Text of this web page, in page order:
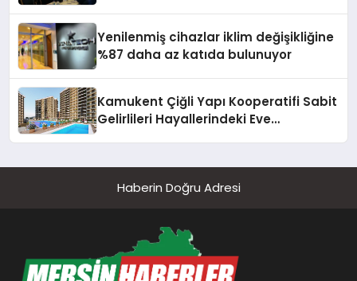
Yenilenmiş cihazlar iklim değişikliğine
%87 daha az katıda bulunuyor
Kamukent Çiğli Yapı Kooperatifi Sabit
Gelirlileri Hayallerindeki Eve
Haberin Doğru Adresi